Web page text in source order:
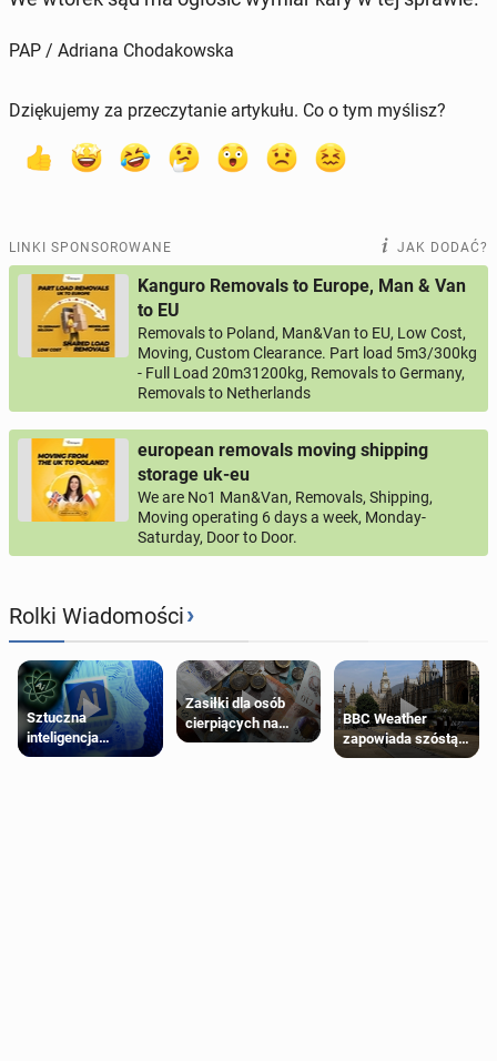
PAP / Adriana Chodakowska
Dziękujemy za przeczytanie artykułu. Co o tym myślisz?
LINKI SPONSOROWANE JAK DODAĆ?
Kanguro Removals to Europe, Man & Van
to EU
Removals to Poland, Man&Van to EU, Low Cost,
Moving, Custom Clearance. Part load 5m3/300kg
- Full Load 20m31200kg, Removals to Germany,
Removals to Netherlands
european removals moving shipping
storage uk-eu
We are No1 Man&Van, Removals, Shipping,
Moving operating 6 days a week, Monday-
Saturday, Door to Door.
Rolki Wiadomości›
Sztuczna
inteligencja
próbowała oszukać
Zasiłki dla osób
cierpiących na
schorzenia
BBC Weather
zapowiada szóstą
falę upałów w